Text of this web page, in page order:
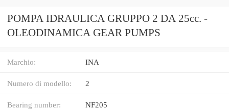
POMPA IDRAULICA GRUPPO 2 DA 25cc. -
OLEODINAMICA GEAR PUMPS
Marchio: INA
Numero di modello: 2
Bearing number: NF205